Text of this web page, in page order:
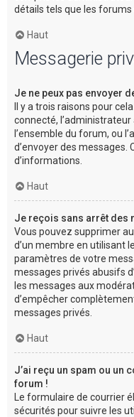
détails tels que les forums
Haut
Messagerie
Je ne peux pas envoyer
Il y a trois raisons pour
connecté,
l’ensemble du forum, ou
d’envoyer des messages.
d’informations.
Haut
Je reçois sans arrêt des
Vous pouvez supprimer
d’un membre en utilisant
paramètres de votre
messages privés abusifs
les messages aux
d’empêcher
messages privés.
Haut
J’ai reçu un spam ou un
forum !
Le formulaire de courrier
sécurités pour suivre les